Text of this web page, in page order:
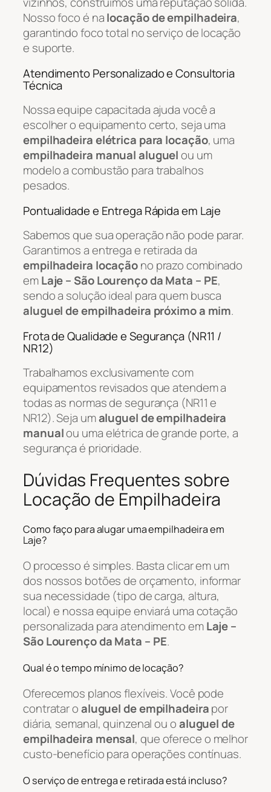
Nosso foco é nalocação de empilhadeira,
garantindo foco total no serviço de locação
e suporte.
Atendimento Personalizado e Consultoria
Técnica
Nossa equipe capacitada ajuda você a
escolher o equipamento certo, seja uma
empilhadeira elétrica para locação, uma
empilhadeira manual aluguelou um
modelo a combustão para trabalhos
pesados.
Pontualidade e Entrega Rápida em Laje
Sabemos que sua operação não pode parar.
Garantimos a entrega e retirada da
empilhadeira locaçãono prazo combinado
emLaje – São Lourenço da Mata – PE,
sendo a solução ideal para quem busca
aluguel de empilhadeira próximo a mim.
Frota de Qualidade e Segurança (NR11 /
NR12)
Trabalhamos exclusivamente com
equipamentos revisados que atendem a
todas as normas de segurança (NR11 e
NR12). Seja umaluguel de empilhadeira
manualou uma elétrica de grande porte, a
segurança é prioridade.
Dúvidas Frequentes sobre
Locação de Empilhadeira
Como faço para alugar uma empilhadeira em
Laje?
O processo é simples. Basta clicar em um
dos nossos botões de orçamento, informar
sua necessidade (tipo de carga, altura,
local) e nossa equipe enviará uma cotação
personalizada para atendimento emLaje –
São Lourenço da Mata – PE.
Qual é o tempo mínimo de locação?
Oferecemos planos flexíveis. Você pode
contratar oaluguel de empilhadeirapor
diária, semanal, quinzenal ou oaluguel de
empilhadeira mensal, que oferece o melhor
custo-benefício para operações contínuas.
O serviço de entrega e retirada está incluso?